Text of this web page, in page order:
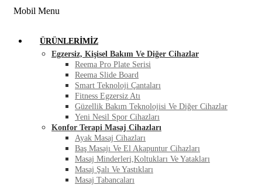
Mobil Menu
ÜRÜNLERIMIZ
Egzersiz, Kişisel Bakım Ve Diğer Cihazlar
Reema Pro Plate Serisi
Reema Slide Board
Smart Teknoloji Çantaları
Fitness Egzersiz Atı
Güzellik Bakım Teknolojisi Ve Diğer Cihazlar
Yeni Nesil Spor Cihazları
Konfor Terapi Masaj Cihazları
Ayak Masaj Cihazları
Baş Masajı Ve El Akapuntur Cihazları
Masaj Minderleri,Koltukları Ve Yatakları
Masaj Şalı Ve Yastıkları
Masaj Tabancaları